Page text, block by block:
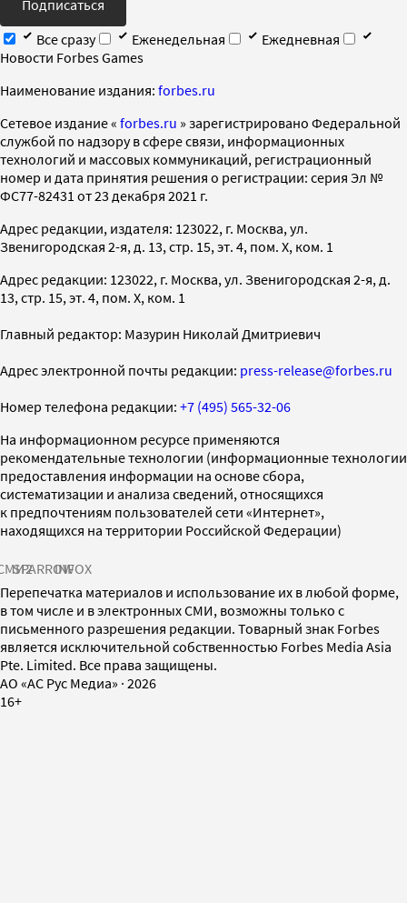
Подписаться
Все сразу
Еженедельная
Ежедневная
Новости Forbes Games
Наименование издания: forbes.ru
Cетевое издание « forbes.ru » зарегистрировано Федеральной
службой по надзору в сфере связи, информационных
технологий и массовых коммуникаций, регистрационный
номер и дата принятия решения о регистрации: серия Эл №
ФС77-82431 от 23 декабря 2021 г.
Адрес редакции, издателя: 123022, г. Москва, ул.
Звенигородская 2-я, д. 13, стр. 15, эт. 4, пом. X, ком. 1
Адрес редакции: 123022, г. Москва, ул. Звенигородская 2-я, д.
13, стр. 15, эт. 4, пом. X, ком. 1
Главный редактор: Мазурин Николай Дмитриевич
Адрес электронной почты редакции: press-release@forbes.ru
Номер телефона редакции: +7 (495) 565-32-06
На информационном ресурсе применяются
рекомендательные технологии (информационные технологии
предоставления информации на основе сбора,
систематизации и анализа сведений, относящихся
к предпочтениям пользователей сети «Интернет»,
находящихся на территории Российской Федерации)
SPARROWINFOX
Перепечатка материалов и использование их в любой форме,
в том числе и в электронных СМИ, возможны только с
письменного разрешения редакции. Товарный знак Forbes
является исключительной собственностью Forbes Media Asia
Pte. Limited. Все права защищены.
AO «АС Рус Медиа» · 2026
16+